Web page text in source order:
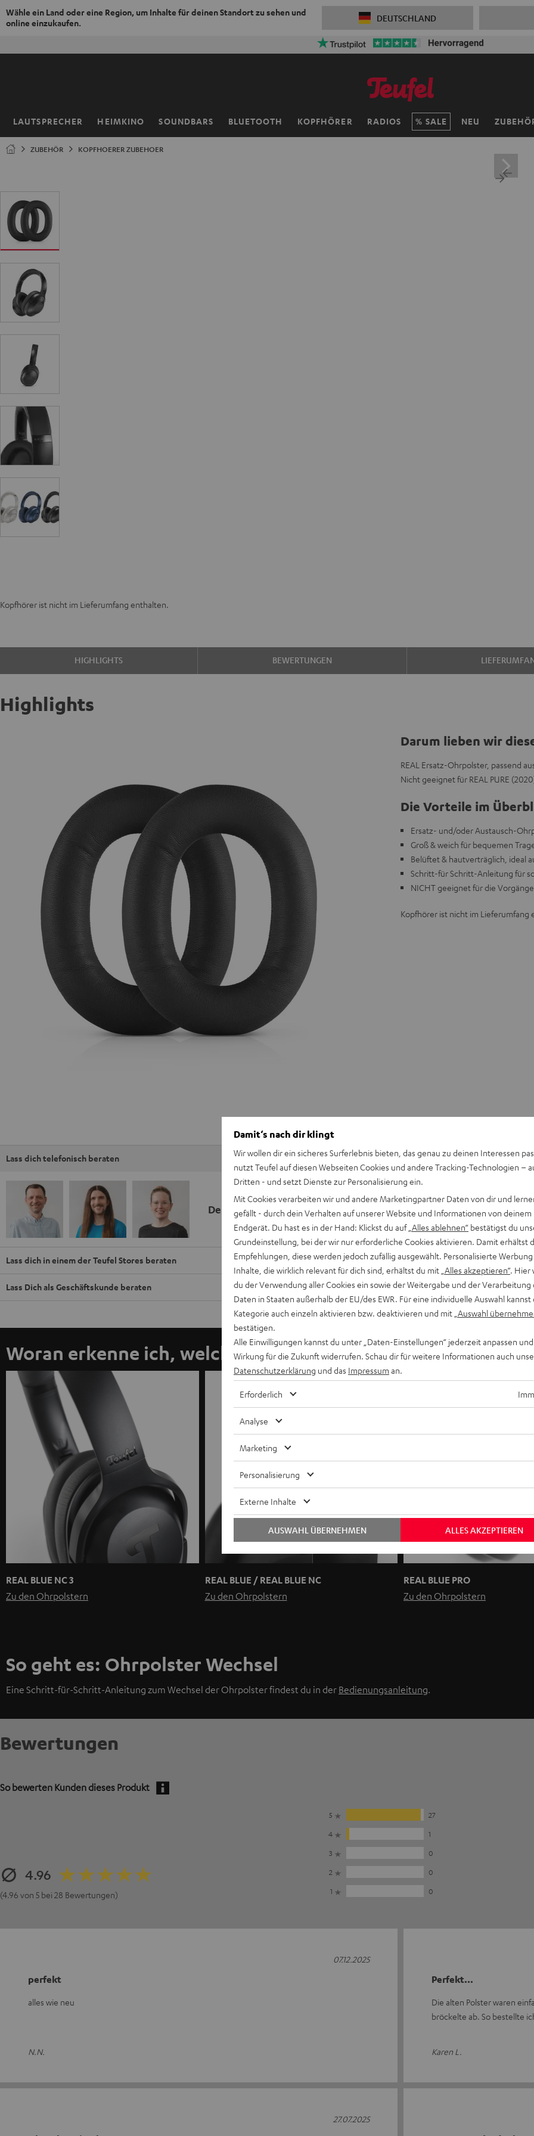
Wähle ein Land oder eine Region, um Inhalte für deinen Standort zu sehen und
online einzukaufen.
DEUTSCHLAND
50% Versandkosten sparen mit VKF-72F
LAUTSPRECHER HEIMKINO SOUNDBARS BLUETOOTH KOPFHÖRER RADIOS SALE NEU
Startseite
ZUBEHÖR KOPFHOERER ZUBEHOER
Kopfhörer ist nicht im Lieferumfang enthalten.
HIGHLIGHTS BEWERTUNGEN
Highlights
Darum lieben wir
REAL Ersatz-Ohrpolster, passend
Nicht geeignet für REAL PURE
Die Vorteile im
Ersatz- und/oder Austausch-
Groß & weich für bequemen
Belüftet & hautverträglich, ideal
Schritt-für Schritt-Anleitung für
NICHT geeignet für die
Kopfhörer ist nicht im Lieferumfang
Lass dich telefonisch beraten
Deine Kaufberatung
Keinen Store in der Nähe? Kein
beraten dich auch persönlich am
Hier Termin buchen
Lass dich in einem der Teufel Stores beraten
Lass Dich als Geschäftskunde beraten
Woran erkenne ich, welchen REAL ich habe?
REAL BLUE NC 3
Zu den Ohrpolstern
REAL BLUE / REAL BLUE NC
Zu den Ohrpolstern
REAL BLUE PRO
Zu den Ohrpolstern
So geht es: Ohrpolster Wechsel
Eine Schritt-für-Schritt-Anleitung zum Wechsel der Ohrpolster findest du in der Bedienungsanleitung.
Bewertungen
So bewerten Kunden dieses Produkt
4.96
(4.96 von 5 bei 28 Bewertungen)
5
27
4
1
3
0
2
0
1
0
perfekt
alles wie neu
N.N.
07.12.2025
Perfekt...
Die alten Polster waren
bröckelte ab. So bestellte
Karen L.
27.07.2025
Damit‘s nach dir klingt
Wir wollen dir ein sicheres Surferlebnis bieten, das genau zu deinen Interessen
nutzt Teufel auf diesen Webseiten Cookies und andere Tracking-Technologien –
Dritten - und setzt Dienste zur Personalisierung ein.
Mit Cookies verarbeiten wir und andere Marketingpartner Daten von dir und
gefällt - durch dein Verhalten auf unserer Website und Informationen von deinem
Endgerät. Du hast es in der Hand: Klickst du auf „Alles ablehnen“ bestätigst du
Grundeinstellung, bei der wir nur erforderliche Cookies aktivieren. Damit erhältst
Empfehlungen, diese werden jedoch zufällig ausgewählt. Personalisierte
Inhalte, die wirklich relevant für dich sind, erhältst du mit „Alles akzeptieren“. Hier
du der Verwendung aller Cookies ein sowie der Weitergabe und der Verarbeitung
Daten in Staaten außerhalb der EU/des EWR. Für eine individuelle Auswahl kannst
Kategorie auch einzeln aktivieren bzw. deaktivieren und mit „Auswahl
bestätigen.
Alle Einwilligungen kannst du unter „Daten-Einstellungen“ jederzeit anpassen
Wirkung für die Zukunft widerrufen. Schau dir für weitere Informationen auch
Datenschutzerklärung und das Impressum an.
Erforderlich
Analyse
Marketing
Personalisierung
Externe Inhalte
ALLES AKZEPTIEREN
AUSWAHL ÜBERNEHMEN